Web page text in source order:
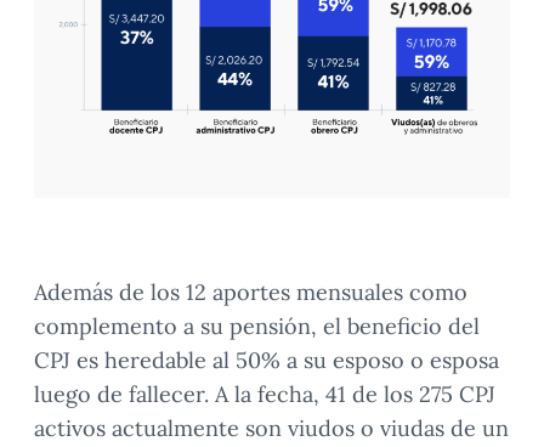
Además de los 12 aportes mensuales como
complemento a su pensión, el beneficio del
CPJ es heredable al 50% a su esposo o esposa
luego de fallecer. A la fecha, 41 de los 275 CPJ
activos actualmente son viudos o viudas de un